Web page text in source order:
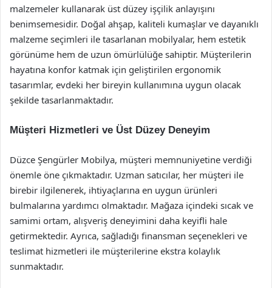
malzemeler kullanarak üst düzey işçilik anlayışını
benimsemesidir. Doğal ahşap, kaliteli kumaşlar ve dayanıklı
malzeme seçimleri ile tasarlanan mobilyalar, hem estetik
görünüme hem de uzun ömürlülüğe sahiptir. Müşterilerin
hayatına konfor katmak için geliştirilen ergonomik
tasarımlar, evdeki her bireyin kullanımına uygun olacak
şekilde tasarlanmaktadır.
Müşteri Hizmetleri ve Üst Düzey Deneyim
Düzce Şengürler Mobilya, müşteri memnuniyetine verdiği
önemle öne çıkmaktadır. Uzman satıcılar, her müşteri ile
birebir ilgilenerek, ihtiyaçlarına en uygun ürünleri
bulmalarına yardımcı olmaktadır. Mağaza içindeki sıcak ve
samimi ortam, alışveriş deneyimini daha keyifli hale
getirmektedir. Ayrıca, sağladığı finansman seçenekleri ve
teslimat hizmetleri ile müşterilerine ekstra kolaylık
sunmaktadır.